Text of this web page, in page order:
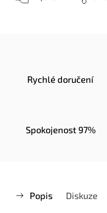
Rychlé doručení
Spokojenost 97%
Popis Diskuze